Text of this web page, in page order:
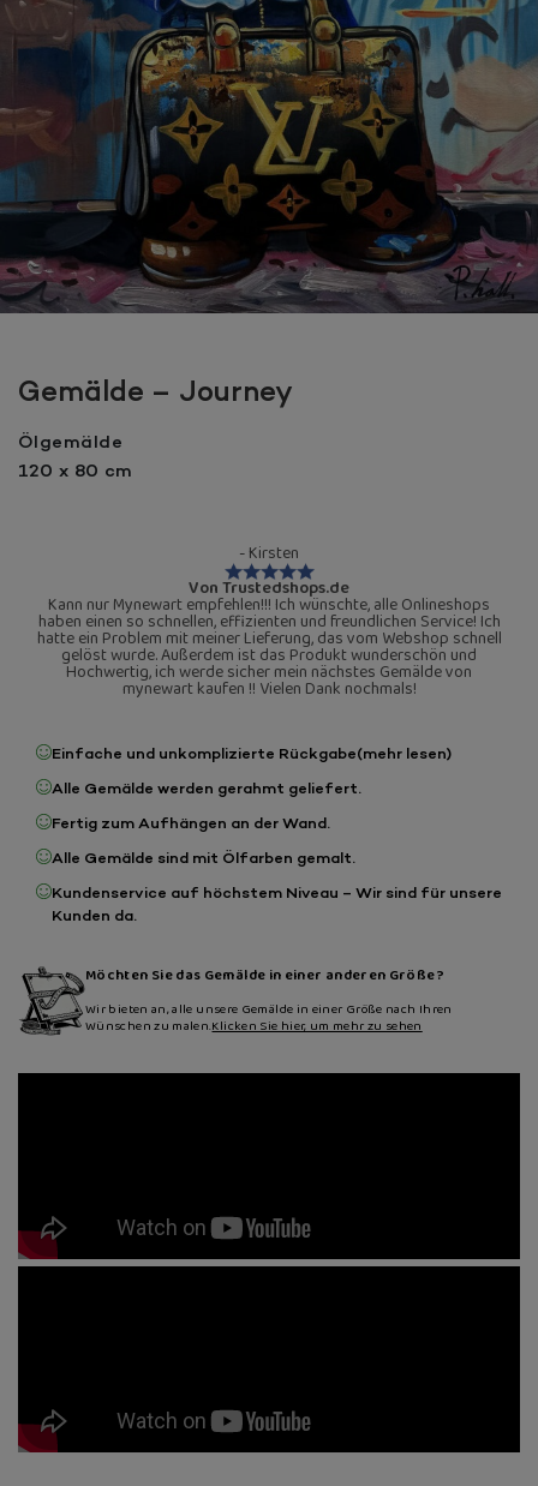
Gemälde – Journey
Ölgemälde
120 x 80 cm
- Kirsten
Von Trustedshops.de
Kann nur Mynewart empfehlen!!! Ich wünschte, alle Onlineshops
haben einen so schnellen, effizienten und freundlichen Service! Ich
hatte ein Problem mit meiner Lieferung, das vom Webshop schnell
gelöst wurde. Außerdem ist das Produkt wunderschön und
Hochwertig, ich werde sicher mein nächstes Gemälde von
mynewart kaufen !! Vielen Dank nochmals!
Einfache und unkomplizierte Rückgabe(mehr lesen)
Alle Gemälde werden gerahmt geliefert.
Fertig zum Aufhängen an der Wand.
Alle Gemälde sind mit Ölfarben gemalt.
Kundenservice auf höchstem Niveau – Wir sind für unsere
Kunden da.
Möchten Sie das Gemälde in einer anderen Größe?
Wir bieten an, alle unsere Gemälde in einer Größe nach Ihren
Wünschen zu malen.Klicken Sie hier, um mehr zu sehen